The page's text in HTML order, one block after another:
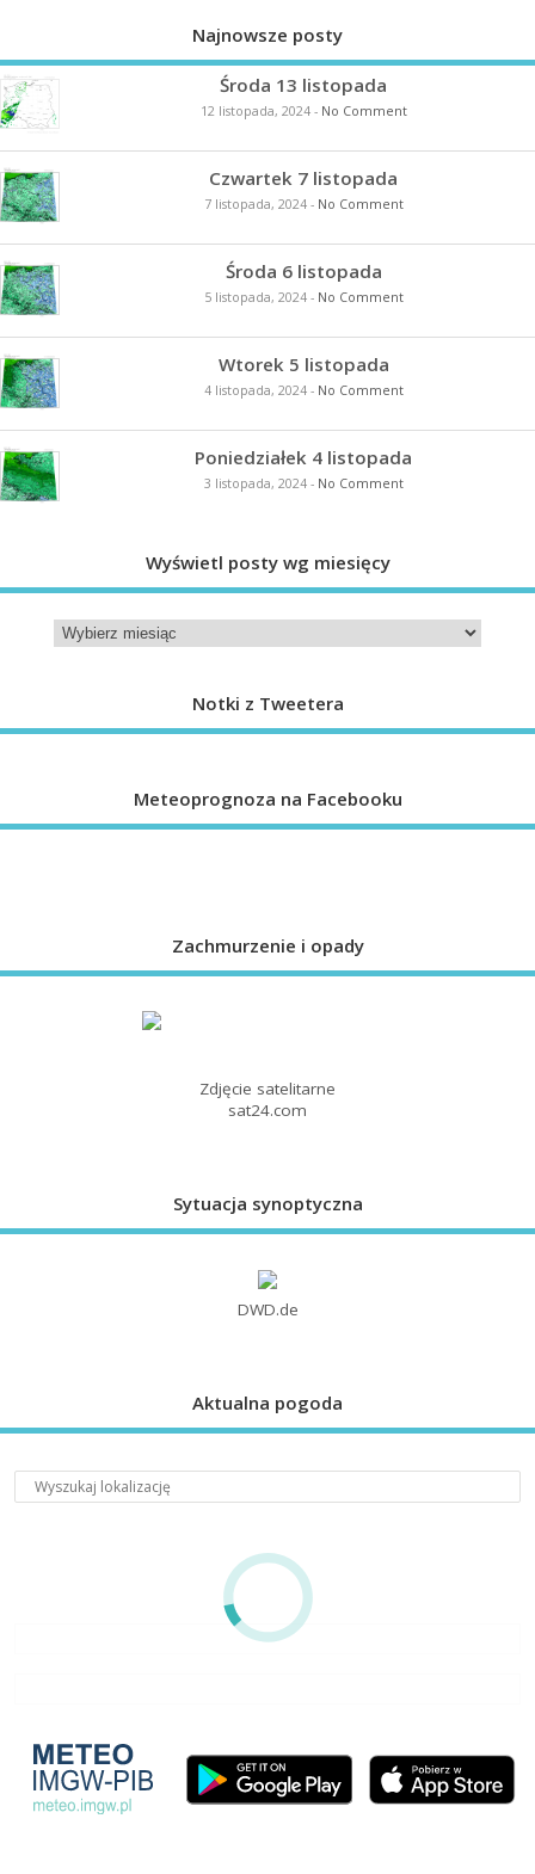
Najnowsze posty
Środa 13 listopada
12 listopada, 2024- No Comment
Czwartek 7 listopada
7 listopada, 2024- No Comment
Środa 6 listopada
5 listopada, 2024- No Comment
Wtorek 5 listopada
4 listopada, 2024- No Comment
Poniedziałek 4 listopada
3 listopada, 2024- No Comment
Wyświetl posty wg miesięcy
Notki z Tweetera
Meteoprognoza na Facebooku
Zachmurzenie i opady
Zdjęcie satelitarne
sat24.com
Sytuacja synoptyczna
DWD.de
Aktualna pogoda